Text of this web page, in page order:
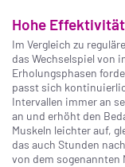
Hohe Effektivität
Im Vergleich zu
das Wechselspiel von
Erholungsphasen
passt sich
Intervallen immer an
an und erhöht den
Muskeln leichter auf,
das auch Stunden
von dem sogenannten